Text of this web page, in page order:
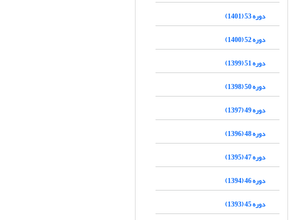
دوره 53 (1401)
دوره 52 (1400)
دوره 51 (1399)
دوره 50 (1398)
دوره 49 (1397)
دوره 48 (1396)
دوره 47 (1395)
دوره 46 (1394)
دوره 45 (1393)